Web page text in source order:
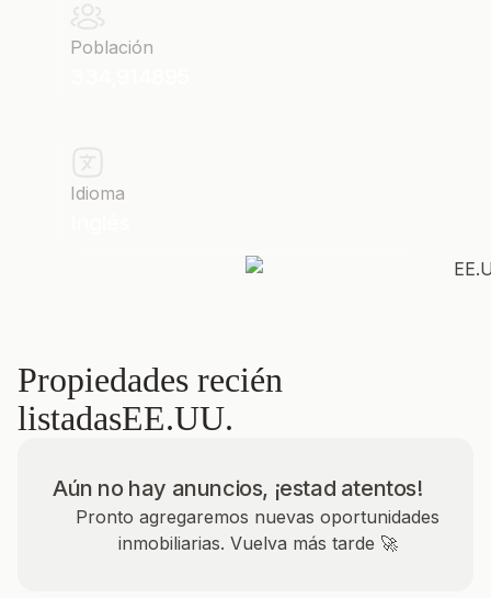
Población
Idioma
Propiedades recién
listadasEE.UU.
Aún no hay anuncios, ¡estad atentos!
Pronto agregaremos nuevas oportunidades
inmobiliarias. Vuelva más tarde 🚀